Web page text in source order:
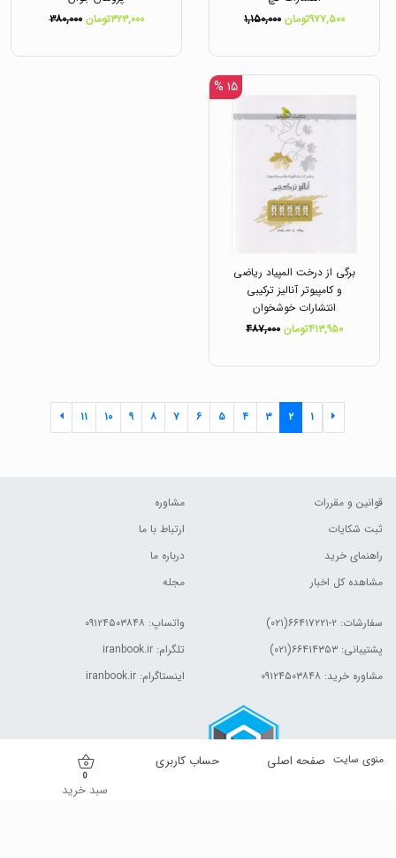
صفحه اصلی منوی سایت حساب کاربری
0
سبد خرید
۹۷۷,۵۰۰تومان
۱,۱۵۰,۰۰۰
۳۲۳,۰۰۰تومان
۳۸۰,۰۰۰
۱۵ %
برگی از درخت المپیاد ریاضی
و کامپیوتر آنالیز ترکیبی
انتشارات خوشخوان
۴۱۳,۹۵۰تومان
۴۸۷,۰۰۰
۱ ۲ ۳ ۴ ۵ ۶ ۷ ۸ ۹ ۱۰ ۱۱
قوانین و مقررات
ثبت شکایات
راهنمای خرید
مشاهده کل اخبار
مشاوره
ارتباط با ما
درباره ما
مجله
سفارشات: ۲-۶۶۴۱۷۲۲۱(۰۲۱)
پشتیبانی: ۶۶۴۱۴۳۵۳(۰۲۱)
مشاوره خرید: ۰۹۱۲۴۵۰۳۸۴۸
واتساپ: ۰۹۱۲۴۵۰۳۸۴۸
تلگرام: iranbook.ir
اینستاگرام: iranbook.ir